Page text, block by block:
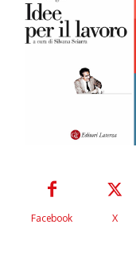
Facebook X